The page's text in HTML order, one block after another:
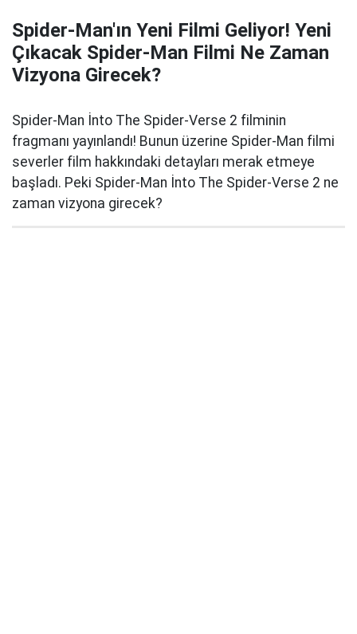
Spider-Man'ın Yeni Filmi Geliyor! Yeni
Çıkacak Spider-Man Filmi Ne Zaman
Vizyona Girecek?
Spider-Man İnto The Spider-Verse 2 filminin
fragmanı yayınlandı! Bunun üzerine Spider-Man filmi
severler film hakkındaki detayları merak etmeye
başladı. Peki Spider-Man İnto The Spider-Verse 2 ne
zaman vizyona girecek?